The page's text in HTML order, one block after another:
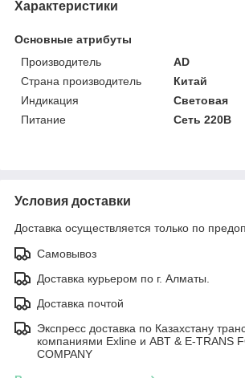
Характеристики
Основные атрибуты
Производитель
AD
Страна производитель
Китай
Индикация
Световая
Питание
Сеть 220В
Условия доставки
Доставка осуществляется только по
Самовывоз
Доставка курьером по г. Алматы.
Доставка почтой
Экспресс доставка по Казахстану
компаниями Exline и ABT & E-TRANS
COMPANY